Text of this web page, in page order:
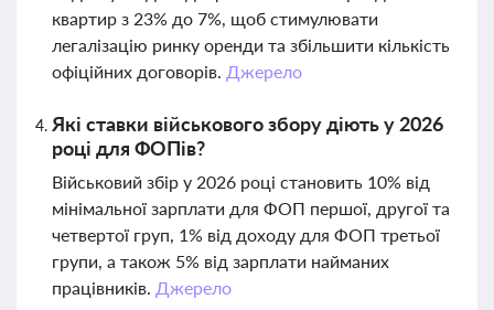
квартир з 23% до 7%, щоб стимулювати
легалізацію ринку оренди та збільшити кількість
офіційних договорів. Джерело
Які ставки військового збору діють у 2026
році для ФОПів?
Військовий збір у 2026 році становить 10% від
мінімальної зарплати для ФОП першої, другої та
четвертої груп, 1% від доходу для ФОП третьої
групи, а також 5% від зарплати найманих
працівників. Джерело